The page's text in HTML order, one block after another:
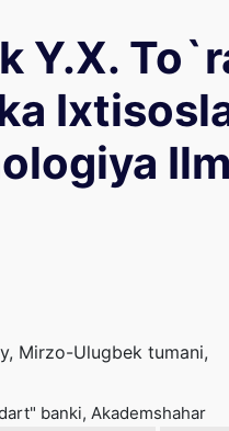
Y.X.
Mirzo-Ulugbek tumani,
banki, Akademshahar